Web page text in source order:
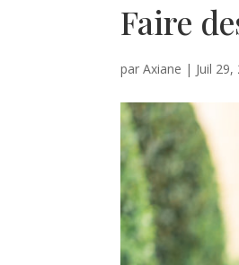
Faire
parAxiane | Juil 29,